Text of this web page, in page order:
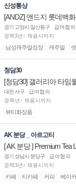
신성통상
[ANDZ] 앤드지 롯데백
경기 고양시 일산동구
급여협의
경력3년↑ 채용시까지
남성캐주얼정장 캐주얼
청담30
[청담30] 갤러리아 타임
채용
대전 서구
급여협의
경력년↑ 채용시까지
뷰티화장품
AK 분당 _ 아르고티
[ AK 분당 ] Premium Tea
경기 성남시 분당구
급여협의
경력3년↑ 채용시까지
카페 티카페 커피 베이